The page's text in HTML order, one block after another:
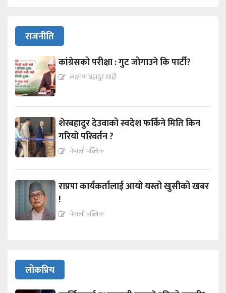
राजनीति
कांग्रेसको परीक्षा : गुट जोगाउने कि पार्टी?
लक्ष्मण बहादुर शाही
शेरबहादुर देउवाको स्वदेश फर्किने मिति किन
गरियो परिवर्तन ?
नेपाली पब्लिक
राप्रपा कार्यकर्तालाई आयो यस्तो खुसीको खबर
!
नेपाली पब्लिक
लोकप्रिय